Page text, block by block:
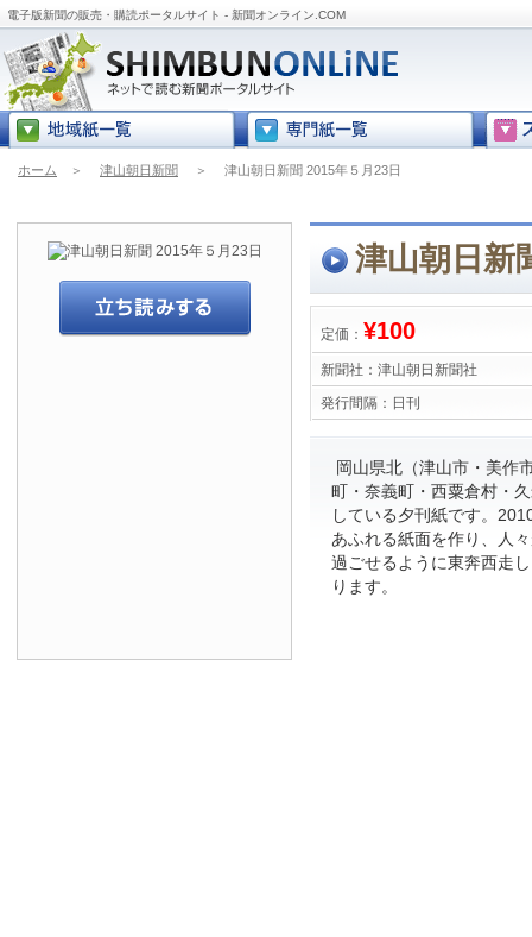
電子版新聞の販売・購読ポータルサイト - 新聞オンライン.COM
ホーム ＞ 津山朝日新聞 ＞ 津山朝日新聞 2015年５月23日
津山朝日新
定価： ¥100
新聞社： 津山朝日新聞社
発行間隔： 日刊
岡山県北（津山市・美作
町・奈義町・西粟倉村・
している夕刊紙です。
あふれる紙面を作り、人
過ごせるように東奔西走
ります。